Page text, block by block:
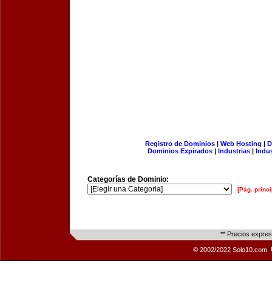
Registro de Dominios| Web Hosting |
Dominios Expirados | Industrias |
Categorías de Dominio:
[Pág.
** Precios
© 2002/2022 Solo10.com